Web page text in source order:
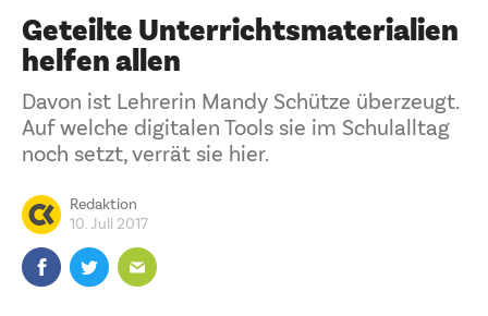
Geteilte Unterrichtsmaterialien
helfen allen
Davon ist Lehrerin Mandy Schütze überzeugt.
Auf welche digitalen Tools sie im Schulalltag
noch setzt, verrät sie hier.
Redaktion
10. Juli 2017